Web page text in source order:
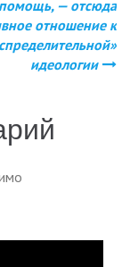
помощь, — отсюда
отношение к
идеологии